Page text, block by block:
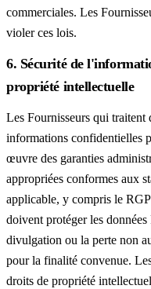
commerciales. Les
violer ces lois.
6. Sécurité de
propriété intellectuelle
Les Fournisseurs qui traitent
informations confidentielles
œuvre des garanties
appropriées conformes aux
applicable, y compris le
doivent protéger les
divulgation ou la perte non
pour la finalité convenue.
droits de propriété